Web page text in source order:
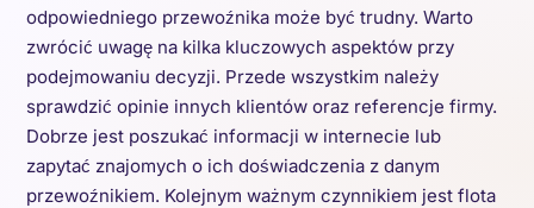
odpowiedniego przewoźnika może być trudny. Warto
zwrócić uwagę na kilka kluczowych aspektów przy
podejmowaniu decyzji. Przede wszystkim należy
sprawdzić opinie innych klientów oraz referencje firmy.
Dobrze jest poszukać informacji w internecie lub
zapytać znajomych o ich doświadczenia z danym
przewoźnikiem. Kolejnym ważnym czynnikiem jest flota